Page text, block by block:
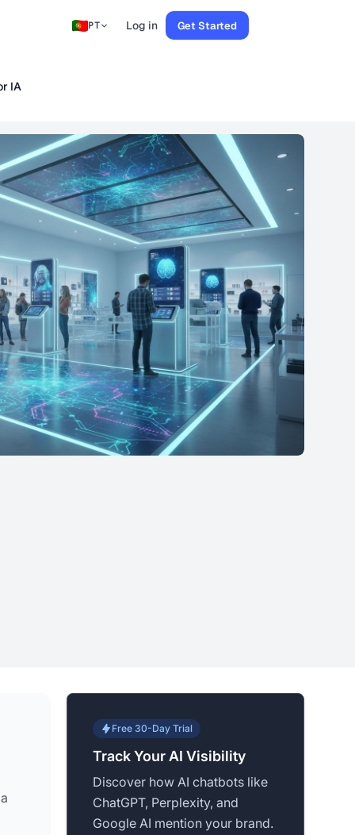
PT Log in Get Started
IA
Free 30-Day Trial
Track Your AI Visibility
Discover how AI chatbots like
ChatGPT, Perplexity, and
Google AI mention your brand.